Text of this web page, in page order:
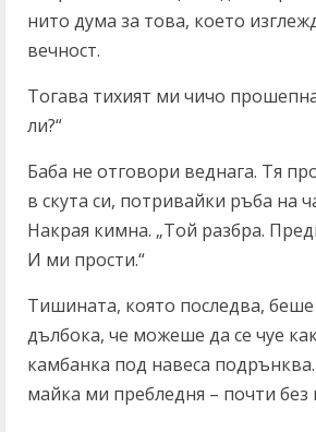
нито дума за това, което
вечност.
Тогава тихият ми чичо
ли?“
Баба не отговори веднага. Тя
в скута си, потривайки ръба на
Накрая кимна. „Той разбра.
И ми прости.“
Тишината, която последва,
дълбока, че можеше да се чуе
камбанка под навеса
майка ми пребледня – почти без